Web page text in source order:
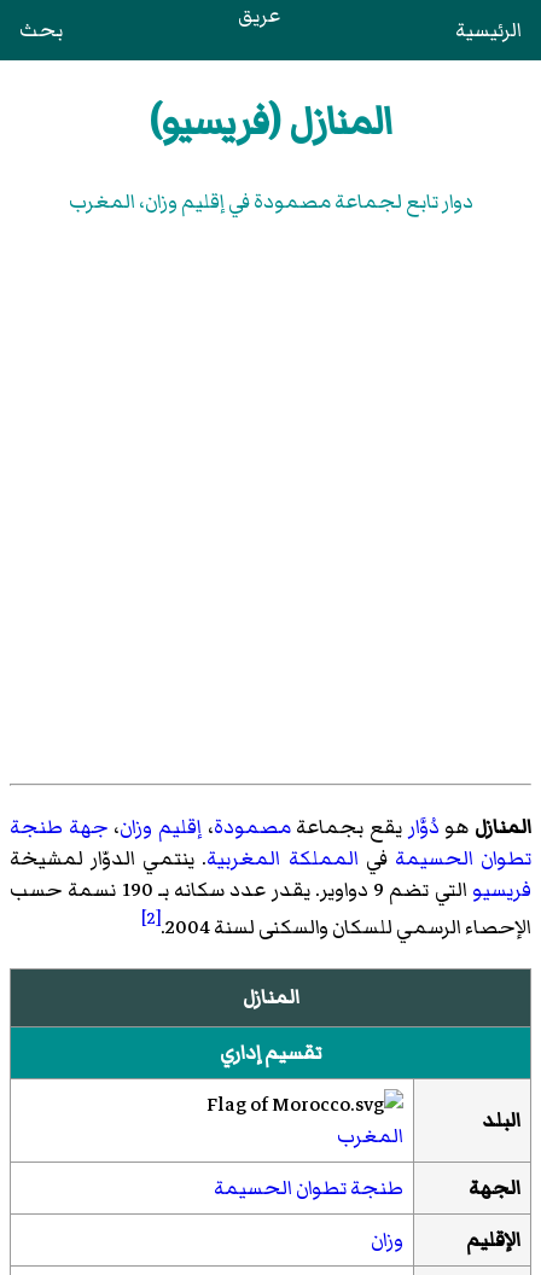
الرئيسية عريق بحث
المنازل (فريسيو)
دوار تابع لجماعة مصمودة في إقليم وزان، المغرب
المنازل هو دُوَّار يقع بجماعةمصمودة، إقليم وزان، جهة طنجة
تطوان الحسيمة في المملكة المغربية. ينتمي الدوّار لمشيخة
فريسيو
التي تضم 9 دواوير. يقدر عدد سكانه بـ 190 نسمة حسب
الإحصاء الرسمي للسكان والسكنى لسنة 2004.
[2]
المنازل
تقسيم إداري
البلد
المغرب
الجهة
طنجة تطوان الحسيمة
الإقليم
وزان